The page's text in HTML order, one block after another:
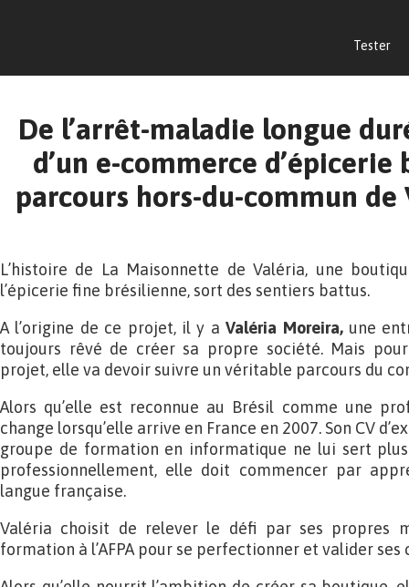
Tester
De l’arrêt-maladie longue
d’un e-commerce
parcours hors-du-commun
L’histoire de La Maisonnette de Valéria, une
l’épicerie fine brésilienne, sort des sentiers battus.
A l’origine de ce projet, il y aValéria Moreira,une
toujours rêvé de créer sa propre société. Mais
projet, elle va devoir suivre un véritable parcours du
Alors qu’elle est reconnue au Brésil comme une
change lorsqu’elle arrive en France en 2007. Son CV
groupe de formation en informatique ne lui sert
professionnellement, elle doit commencer par
langue française.
Valéria choisit de relever le défi par ses propres
formation à l’AFPA pour se perfectionner et valider ses